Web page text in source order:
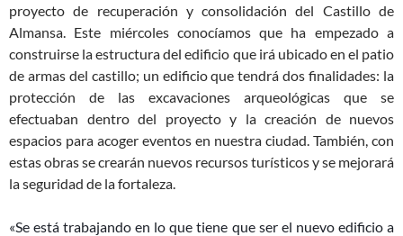
proyecto de recuperación y consolidación del Castillo de
Almansa. Este miércoles conocíamos que ha empezado a
construirse la estructura del edificio que irá ubicado en el patio
de armas del castillo; un edificio que tendrá dos finalidades: la
protección de las excavaciones arqueológicas que se
efectuaban dentro del proyecto y la creación de nuevos
espacios para acoger eventos en nuestra ciudad. También, con
estas obras se crearán nuevos recursos turísticos y se mejorará
la seguridad de la fortaleza.
«Se está trabajando en lo que tiene que ser el nuevo edificio a